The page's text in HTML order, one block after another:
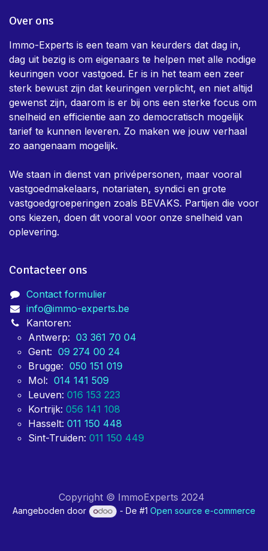
Over ons
Immo-Experts is een team van keurders dat dag in,
dag uit bezig is om eigenaars te helpen met alle nodige
keuringen voor vastgoed. Er is in het team een zeer
sterk bewust zijn dat keuringen verplicht, en niet altijd
gewenst zijn, daarom is er bij ons een sterke focus om
snelheid en efficientie aan zo democratisch mogelijk
tarief te kunnen leveren. Zo maken we jouw verhaal
zo aangenaam mogelijk.
We staan in dienst van privépersonen, maar vooral
vastgoedmakelaars, notariaten, syndici en grote
vastgoedgroeperingen zoals BEVAKS. Partijen die voor
ons kiezen, doen dit vooral voor onze snelheid van
oplevering.
Contacteer ons
Contact formulier
info@immo-experts.be
Kantoren:
Antwerp: 03 361 70 04
Gent: 09 274 00 24
Brugge: 050 151 019
Mol: 014 141 509
Leuven: 016 153 223
Kortrijk: 056 141 108
Hasselt: 011 150 448
Sint-Truiden: 011 150 449
Copyright © ImmoExperts 2024
Aangeboden door - De #1Open source e-commerce